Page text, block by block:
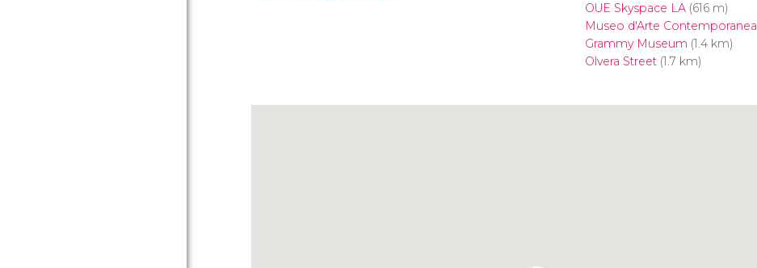
OUE Skyspace LA(616 m)
Museo d'Arte Contemporanea
Grammy Museum (1.4 km)
Olvera Street(1.7 km)